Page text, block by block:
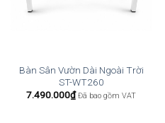
Bàn Sân Vườn Dài Ngoài Trời
ST-WT260
7.490.000₫ Đã bao gồm VAT